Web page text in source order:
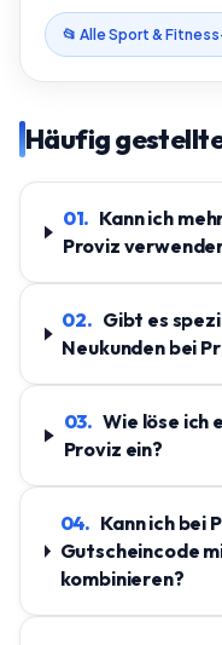
📂 AlleSport & Fitness
Häufig
01. Kann ich
Proviz
02. Gibt es
Neukunden bei
03. Wie löse ich
Proviz ein?
04. Kann ich bei
Gutscheincode
kombinieren?